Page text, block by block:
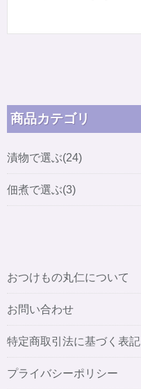
商品カテゴリ
漬物で選ぶ(24)
佃煮で選ぶ(3)
おつけもの丸仁について
お問い合わせ
特定商取引法に基づく表記
プライバシーポリシー